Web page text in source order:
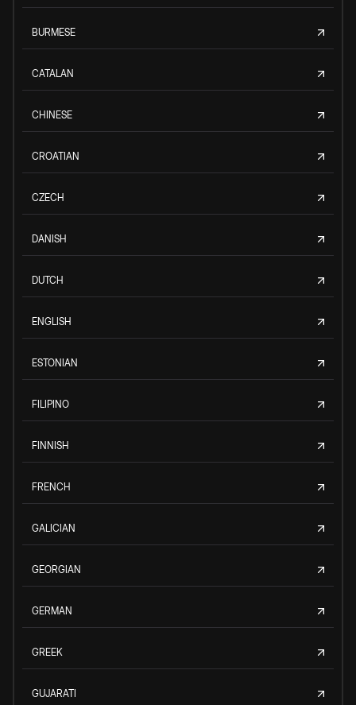
BURMESE
CATALAN
CHINESE
CROATIAN
CZECH
DANISH
DUTCH
ENGLISH
ESTONIAN
FILIPINO
FINNISH
FRENCH
GALICIAN
GEORGIAN
GERMAN
GREEK
GUJARATI